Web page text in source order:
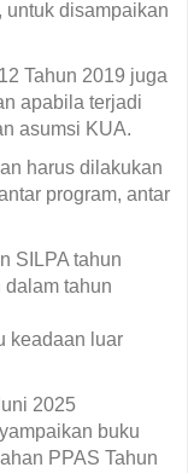
untuk disampaikan
Tahun 2019 juga
apabila terjadi
asumsi KUA.
harus dilakukan
program, antar
SILPA tahun
tahun
keadaan luar
2025
buku
PPAS Tahun